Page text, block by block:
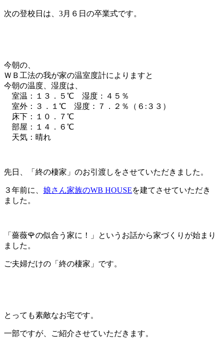
次の登校日は、3月６日の卒業式です。
今朝の、
ＷＢ工法の我が家の温室度計によりますと
今朝の温度、湿度は、
室温：１３．５℃ 湿度：４５％
室外：３．１℃ 湿度：７．２％（６:３３）
床下：１０．７℃
部屋：１４．６℃
天気：晴れ
先日、「終の棲家」のお引渡しをさせていただきました。
３年前に、 娘さん家族のWB HOUSEを建てさせていただき
ました。
「薔薇🌹の似合う家に！」というお話から家づくりが始まり
ました。
ご夫婦だけの「終の棲家」です。
とっても素敵なお宅です。
一部ですが、ご紹介させていただきます。